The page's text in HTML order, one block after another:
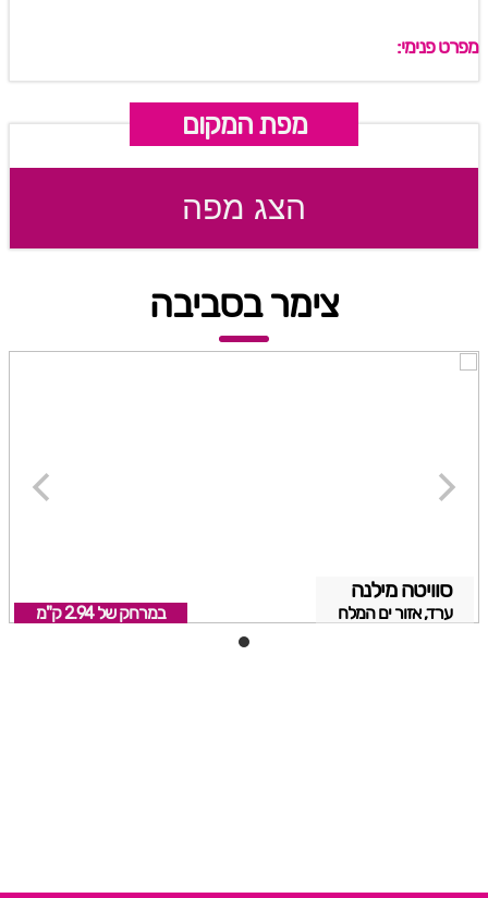
מפרט פנימי:
מפת המקום
הצג מפה
צימר בסביבה
סוויטה מילנה
ערד, אזור ים המלח במרחק של 2.94 ק"מ